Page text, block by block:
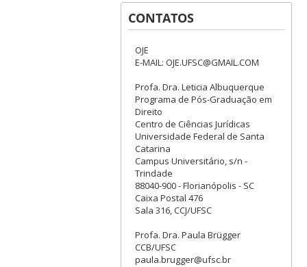
CONTATOS
OJE
E-MAIL: OJE.UFSC@GMAIL.COM
Profa. Dra. Leticia Albuquerque
Programa de Pós-Graduação em
Direito
Centro de Ciências Jurídicas
Universidade Federal de Santa
Catarina
Campus Universitário, s/n -
Trindade
88040-900 - Florianópolis - SC
Caixa Postal 476
Sala 316, CCJ/UFSC
Profa. Dra. Paula Brügger
CCB/UFSC
paula.brugger@ufsc.br